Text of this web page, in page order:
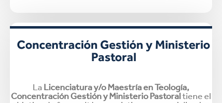
Concentración Gestión y Ministerio
Pastoral
La Licenciatura y/o Maestría en Teología,
Concentración Gestión y Ministerio Pastoraltiene el